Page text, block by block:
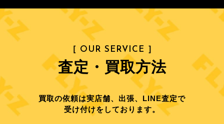
［ OUR SERVICE ］
査定・買取方法
買取の依頼は実店舗、出張、LINE査定で
受け付けをしております。